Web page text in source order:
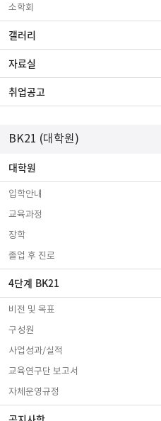
소학회
갤러리
자료실
취업공고
BK21 (대학원)
대학원
입학안내
교육과정
장학
졸업 후 진로
4단계 BK21
비전 및 목표
구성원
사업성과/실적
교육연구단 보고서
자체운영규정